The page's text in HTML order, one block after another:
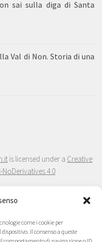
come i cookie per
Il consenso a queste
sai sulla diga di Santa
Val di Non. Storia di una
is licensed under a Creative
4.0